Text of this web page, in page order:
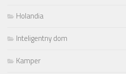
Holandia
Inteligentny dom
Kamper